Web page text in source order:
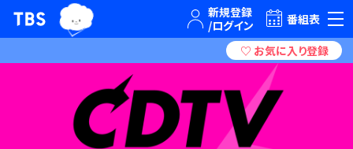
TBSテレビ｜ときめくときを。 番組表